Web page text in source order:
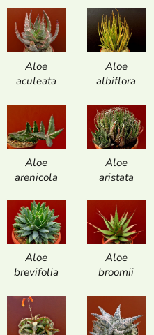
Aloe
aculeata
Aloe
albiflora
Aloe
arenicola
Aloe
aristata
Aloe
brevifolia
Aloe
broomii